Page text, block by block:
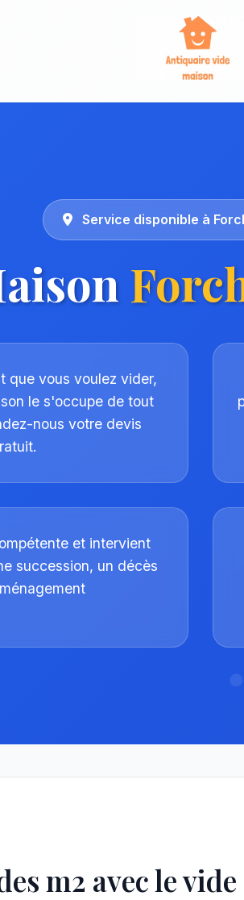
Service disponible à
que vous voulez vider,
le s'occupe de tout
nous votre devis
et intervient
succession, un décès
m2 avec le